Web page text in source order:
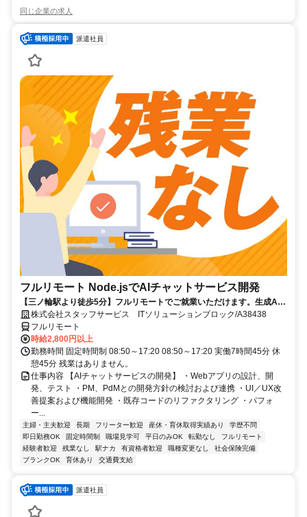
同じ企業の求人
派遣社員
フルリモート Node.jsでAIチャットサービス開発
【三ノ輪駅より徒歩5分】フルリモートでご就業いただけます。生成AI
を活用したサービス開発に携われます。企画提案から改善まで幅広く関
われる環境です☆
株式会社スタッフサービス ITソリューションブロック/A38438
フルリモート
時給2,800円以上
勤務時間 固定時間制 08:50～17:20 08:50～17:20 実働7時間45分 休
憩45分 残業はありません。
仕事内容 【AIチャットサービスの開発】 ・Webアプリの設計、開
発、テスト ・PM、PdMとの開発方針の検討および連携 ・UI／UX改
善提案および機能開発 ・既存コードのリファクタリング ・パフォ
ー...
主婦・主夫歓迎 長期 フリーター歓迎 産休・育休取得実績あり
学歴不問
即日勤務OK
固定時間制 職場見学可 平日のみOK 転勤なし
フルリモート
経験者歓迎
残業なし 駅ナカ 有資格者歓迎 職種変更なし
社会保険完備
ブランクOK
育休あり 交通費支給
派遣社員